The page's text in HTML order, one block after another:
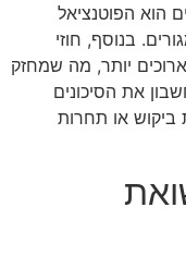
הוא הפוטנציאל
בנוסף, חוזי
יותר, מה שמחזק
את הסיכונים
ביקוש או תחרות